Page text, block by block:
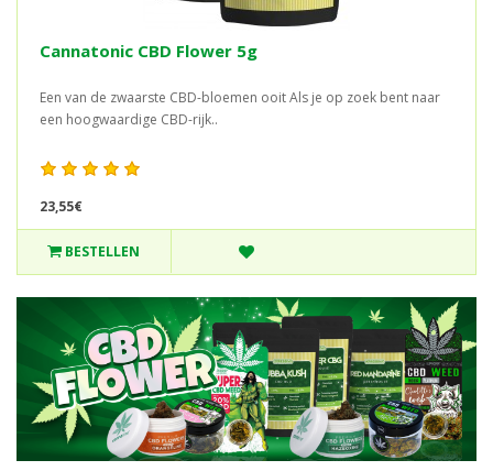
Cannatonic CBD Flower 5g
Een van de zwaarste CBD-bloemen ooit Als je op zoek bent naar
een hoogwaardige CBD-rijk..
23,55€
BESTELLEN